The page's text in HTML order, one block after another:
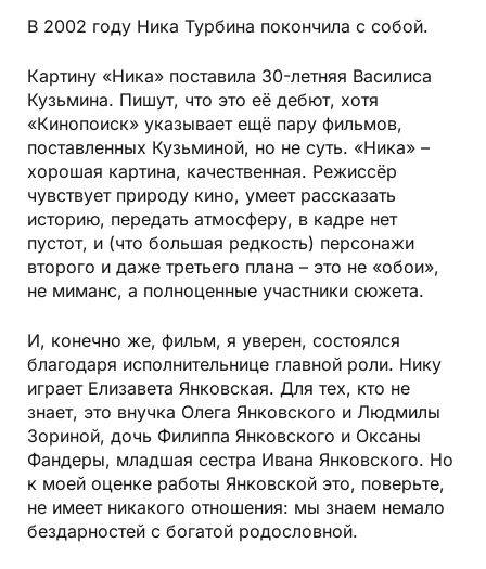
В 2002 году Ника Турбина покончила с собой.
Картину «Ника» поставила 30-летняя Василиса
Кузьмина. Пишут, что это её дебют, хотя
«Кинопоиск» указывает ещё пару фильмов,
поставленных Кузьминой, но не суть. «Ника» –
хорошая картина, качественная. Режиссёр
чувствует природу кино, умеет рассказать
историю, передать атмосферу, в кадре нет
пустот, и (что большая редкость) персонажи
второго и даже третьего плана – это не «обои»,
не миманс, а полноценные участники сюжета.
И, конечно же, фильм, я уверен, состоялся
благодаря исполнительнице главной роли. Нику
играет Елизавета Янковская. Для тех, кто не
знает, это внучка Олега Янковского и Людмилы
Зориной, дочь Филиппа Янковского и Оксаны
Фандеры, младшая сестра Ивана Янковского. Но
к моей оценке работы Янковской это, поверьте,
не имеет никакого отношения: мы знаем немало
бездарностей с богатой родословной.